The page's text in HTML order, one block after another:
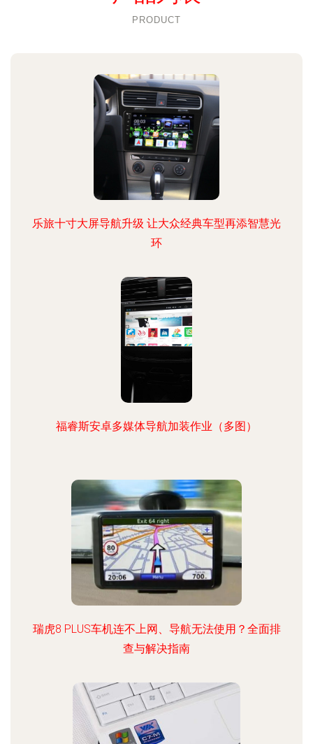
PRODUCT
乐旅十寸大屏导航升级 让大众经典车型再添智慧光
环
福睿斯安卓多媒体导航加装作业（多图）
瑞虎8 PLUS车机连不上网、导航无法使用？全面排
查与解决指南